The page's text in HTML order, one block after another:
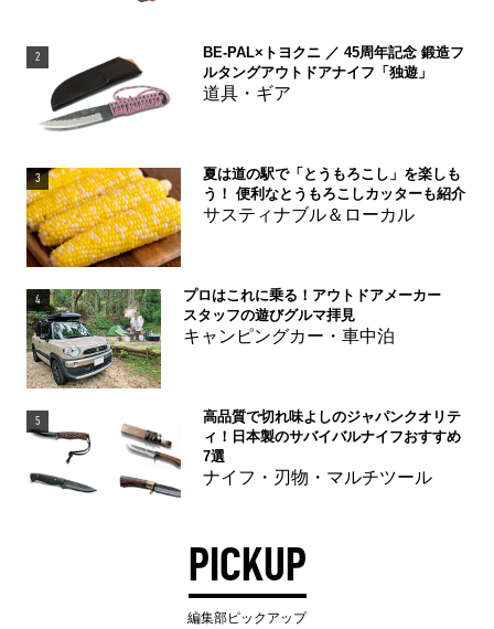
2
BE-PAL×トヨクニ ／ 45周年記念 鍛造フ
ルタングアウトドアナイフ「独遊」
道具・ギア
3
夏は道の駅で「とうもろこし」を楽しも
う！ 便利なとうもろこしカッターも紹介
サスティナブル＆ローカル
4
プロはこれに乗る！アウトドアメーカー
スタッフの遊びグルマ拝見
キャンピングカー・車中泊
5
高品質で切れ味よしのジャパンクオリテ
ィ！日本製のサバイバルナイフおすすめ
7選
ナイフ・刃物・マルチツール
PICKUP
編集部ピックアップ